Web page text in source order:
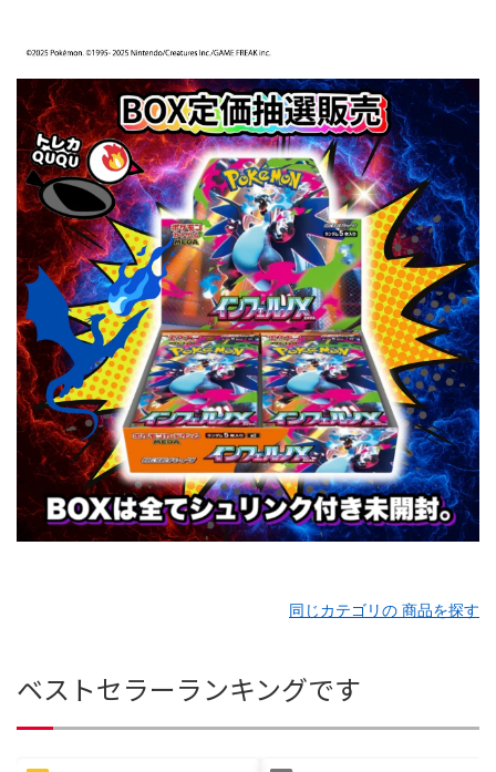
同じカテゴリの 商品を探す
ベストセラーランキングです